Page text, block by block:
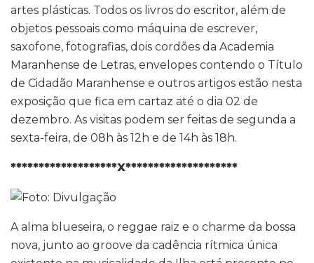
artes plásticas. Todos os livros do escritor, além de
objetos pessoais como máquina de escrever,
saxofone, fotografias, dois cordões da Academia
Maranhense de Letras, envelopes contendo o Título
de Cidadão Maranhense e outros artigos estão nesta
exposição que fica em cartaz até o dia 02 de
dezembro. As visitas podem ser feitas de segunda a
sexta-feira, de 08h às 12h e de 14h às 18h.
*******************X********************
A alma blueseira, o reggae raiz e o charme da bossa
nova, junto ao groove da cadência rítmica única